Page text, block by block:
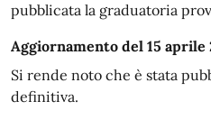
pubblicata la graduatoria
Aggiornamento del 15 aprile
Si rende noto che è stata
definitiva.